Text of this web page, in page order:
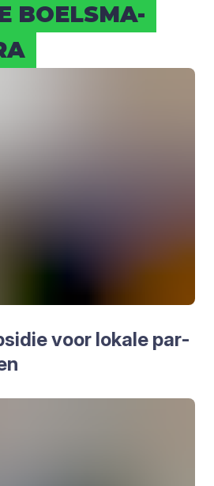
BOELS­MA-
voor loka­le par­